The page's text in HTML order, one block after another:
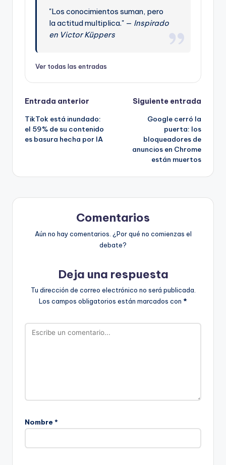
"Los conocimientos suman, pero
la actitud multiplica." — Inspirado
en Victor Küppers
Ver todas las entradas
Navegación
de
entradas
Entrada anterior
TikTok está inundado:
el 59% de su contenido
es basura hecha por IA
Siguiente entrada
Google cerró la
puerta: los
bloqueadores de
anuncios en Chrome
están muertos
Comentarios
Aún no hay comentarios. ¿Por qué no comienzas el
debate?
Deja una respuesta
Tu dirección de correo electrónico no será publicada.
Los campos obligatorios están marcados con *
Nombre *